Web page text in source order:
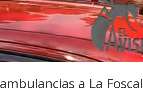
a La Foscal